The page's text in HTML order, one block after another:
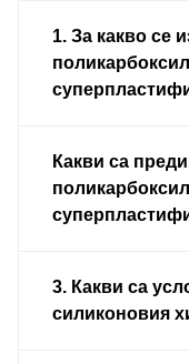
1. За какво се
Какви са
3. Какви са
силиконовия